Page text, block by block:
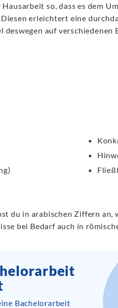
so, dass es dem
erleichtert eine
auf verschiedenen
du in arabischen Ziffern an,
bei Bedarf auch in
Bachelorarbeit